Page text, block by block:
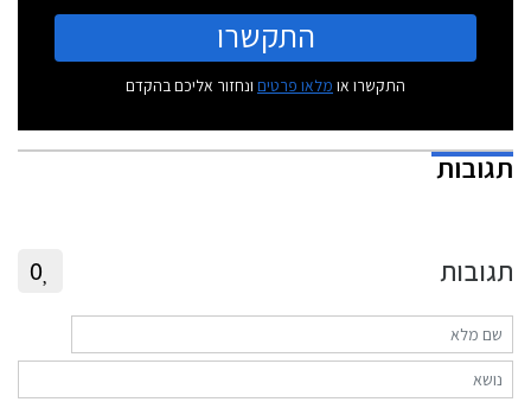
התקשרו
התקשרו או מלאו פרטים ונחזור אליכם בהקדם
תגובות
תגובות 0